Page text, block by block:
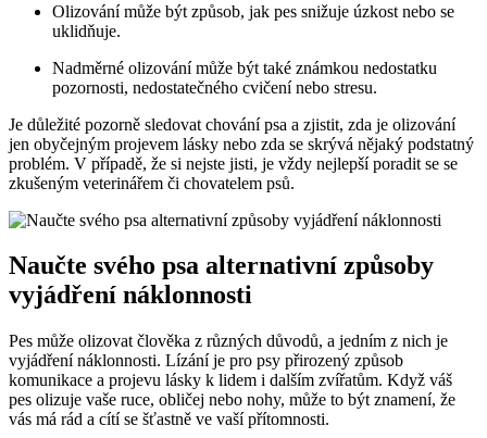
Olizování může být způsob, jak pes snižuje úzkost nebo se
uklidňuje.
Nadměrné olizování může být také známkou nedostatku
pozornosti, nedostatečného cvičení nebo stresu.
Je důležité pozorně sledovat chování psa a zjistit, zda je olizování
jen obyčejným projevem lásky nebo zda se skrývá nějaký podstatný
problém. V případě, že si nejste jisti, je vždy nejlepší poradit se se
zkušeným veterinářem či chovatelem psů.
Naučte svého psa alternativní způsoby
vyjádření náklonnosti
Pes může olizovat člověka z různých důvodů, a jedním z nich je
vyjádření náklonnosti. Lízání je pro psy přirozený způsob
komunikace a projevu lásky k lidem i dalším zvířatům. Když váš
pes olizuje vaše ruce, obličej nebo nohy, může to být znamení, že
vás má rád a cítí se šťastně ve vaší přítomnosti.